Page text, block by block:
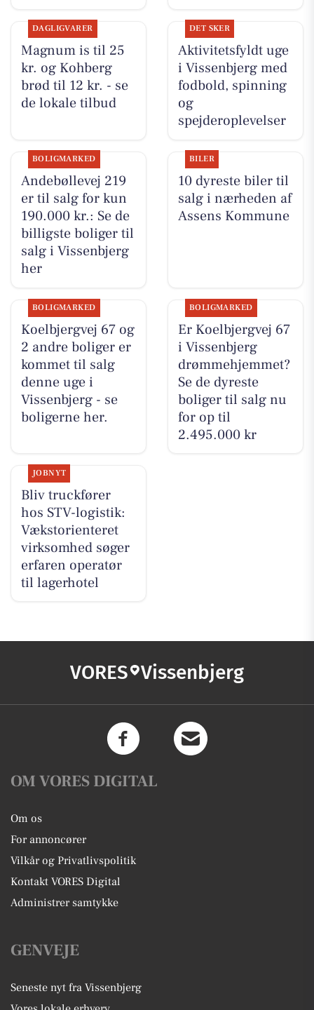
DAGLIGVARER
Magnum is til 25
kr. og Kohberg
brød til 12 kr. - se
de lokale tilbud
DET SKER
Aktivitetsfyldt uge
i Vissenbjerg med
fodbold, spinning
og
spejderoplevelser
BOLIGMARKED
Andebøllevej 219
er til salg for kun
190.000 kr.: Se de
billigste boliger til
salg i Vissenbjerg
her
BILER
10 dyreste biler til
salg i nærheden af
Assens Kommune
BOLIGMARKED
Koelbjergvej 67 og
2 andre boliger er
kommet til salg
denne uge i
Vissenbjerg - se
boligerne her.
BOLIGMARKED
Er Koelbjergvej 67
i Vissenbjerg
drømmehjemmet?
Se de dyreste
boliger til salg nu
for op til
2.495.000 kr
JOBNYT
Bliv truckfører
hos STV-logistik:
Vækstorienteret
virksomhed søger
erfaren operatør
til lagerhotel
VORES Vissenbjerg
OM VORES DIGITAL
Om os
For annoncører
Vilkår og Privatlivspolitik
Kontakt VORES Digital
Administrer samtykke
GENVEJE
Seneste nyt fra Vissenbjerg